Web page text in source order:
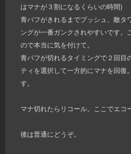
はマナが３割になるくらいの時間)
青バフがきれるまでプッシュ、敵タ
ングが一番ガンクされやすいです。
ので本当に気を付けて。
青バフが切れるタイミングで２回目
ティを選択して一方的にマナを回復
す。
マナ切れたらリコール。ここでエコ
後は普通にどうぞ。